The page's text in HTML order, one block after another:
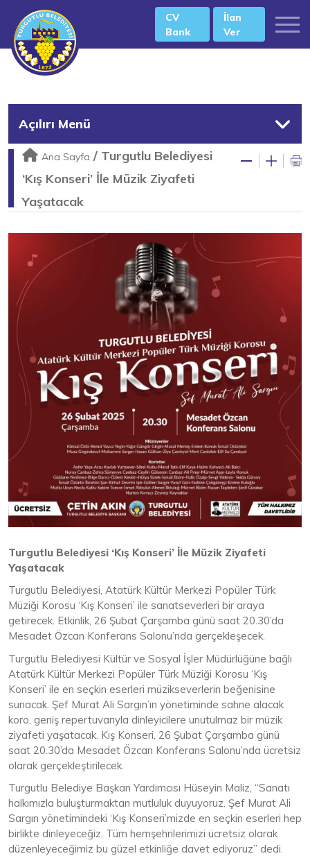
CV
Bank
İlan
Ver
Açılırı Menü
Ana Sayfa / Turgutlu Belediyesi
‘Kış Konseri’ İle Müzik Ziyafeti
Yaşatacak
Turgutlu Belediyesi ‘Kış Konseri’ İle Müzik Ziyafeti
Yaşatacak
Turgutlu Belediyesi, Atatürk Kültür Merkezi Popüler Türk
Müziği Korosu ‘Kış Konseri’ ile sanatseverleri bir araya
getirecek. Etkinlik, 26 Şubat Çarşamba günü saat 20.30’da
Mesadet Özcan Konferans Salonu’nda gerçekleşecek.
Turgutlu Belediyesi Kültür ve Sosyal İşler Müdürlüğüne bağlı
Atatürk Kültür Merkezi Popüler Türk Müziği Korosu ‘Kış
Konseri’ ile en seçkin eserleri müzikseverlerin beğenisine
sunacak. Şef Murat Ali Sargın’ın yönetiminde sahne alacak
koro, geniş repertuvarıyla dinleyicilere unutulmaz bir müzik
ziyafeti yaşatacak. Kış Konseri, 26 Şubat Çarşamba günü
saat 20.30’da Mesadet Özcan Konferans Salonu’nda ücretsiz
olarak gerçekleştirilecek.
Turgutlu Belediye Başkan Yardımcısı Hüseyin Maliz, “Sanatı
halkımızla buluşturmaktan mutluluk duyuyoruz. Şef Murat Ali
Sargın yönetimindeki ‘Kış Konseri’mizde en seçkin eserleri hep
birlikte dinleyeceğiz. Tüm hemşehrilerimizi ücretsiz olarak
düzenleyeceğimiz bu güzel etkinliğe davet ediyoruz” dedi.